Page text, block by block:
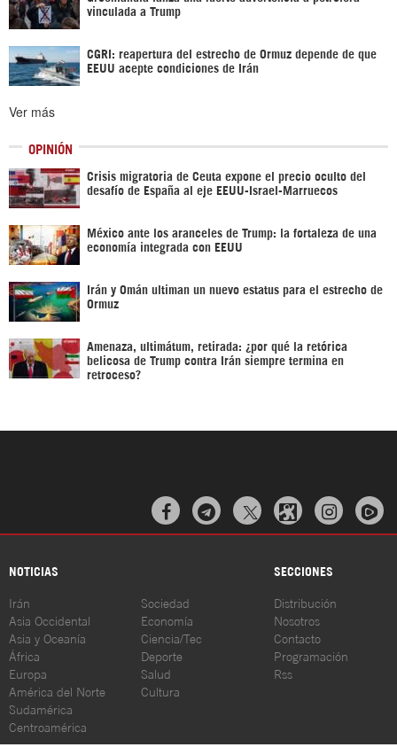
vinculada a Trump
CGRI: reapertura del estrecho de Ormuz depende de que
EEUU acepte condiciones de Irán
Ver más
OPINIÓN
Crisis migratoria de Ceuta expone el precio oculto del
desafío de España al eje EEUU-Israel-Marruecos
México ante los aranceles de Trump: la fortaleza de una
economía integrada con EEUU
Irán y Omán ultiman un nuevo estatus para el estrecho de
Ormuz
Amenaza, ultimátum, retirada: ¿por qué la retórica
belicosa de Trump contra Irán siempre termina en
retroceso?
  
NOTICIAS SECCIONES
Irán
Asia Occidental
Asia y Oceanía
África
Europa
América del Norte
Sudamérica
Centroamérica
Sociedad
Economía
Ciencia/Tec
Deporte
Salud
Cultura
Distribución
Nosotros
Contacto
Programación
Rss